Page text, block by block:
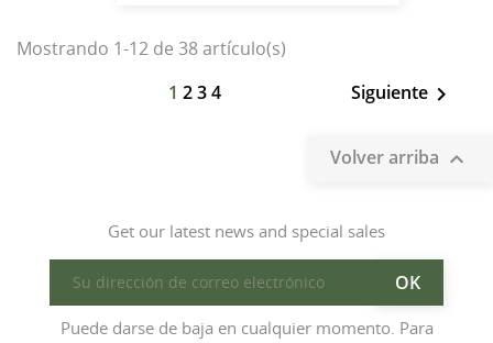
Mostrando 1-12 de 38 artículo(s)
1 234 Siguiente 
Volver arriba 
Get our latest news and special sales
Puede darse de baja en cualquier momento. Para